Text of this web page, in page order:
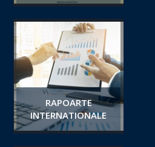
RAPOARTE
INTERNATIONALE